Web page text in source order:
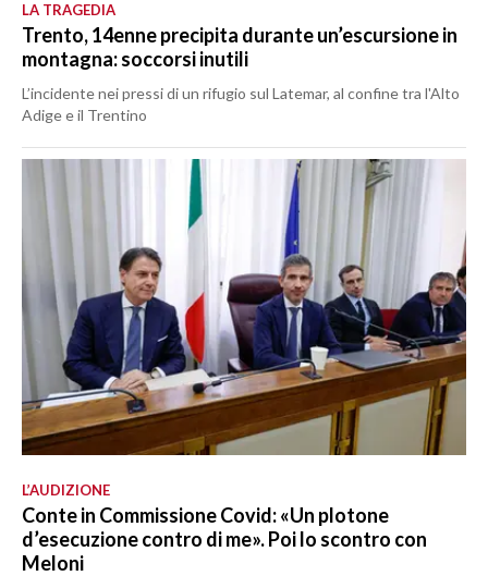
LA TRAGEDIA
Trento, 14enne precipita durante un’escursione in
montagna: soccorsi inutili
L’incidente nei pressi di un rifugio sul Latemar, al confine tra l'Alto
Adige e il Trentino
L’AUDIZIONE
Conte in Commissione Covid: «Un plotone
d’esecuzione contro di me». Poi lo scontro con
Meloni